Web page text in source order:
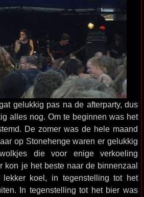
gelukkig pas na de afterparty, dus
alles nog. Om te beginnen was het
De zomer was de hele maand
op Stonehenge waren er gelukkig
die voor enige verkoeling
kon je het beste naar de binnenzaal
koel, in tegenstelling tot het
In tegenstelling tot het bier was